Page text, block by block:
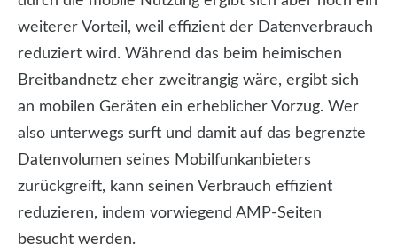
weiterer Vorteil, weil effizient der Datenverbrauch
reduziert wird. Während das beim heimischen
Breitbandnetz eher zweitrangig wäre, ergibt sich
an mobilen Geräten ein erheblicher Vorzug. Wer
also unterwegs surft und damit auf das begrenzte
Datenvolumen seines Mobilfunkanbieters
zurückgreift, kann seinen Verbrauch effizient
reduzieren, indem vorwiegend AMP-Seiten
besucht werden.